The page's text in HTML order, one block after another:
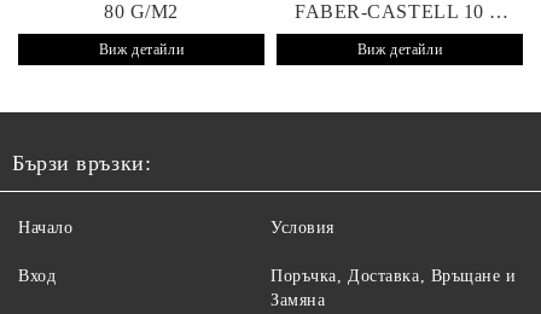
80 G/M2
Виж детайли
FABER-CASTELL 10 G
СУХО 10 G
Виж детайли
Бързи връзки:
Начало
Вход
Условия
Поръчка, Доставка, Връщане и
Замяна